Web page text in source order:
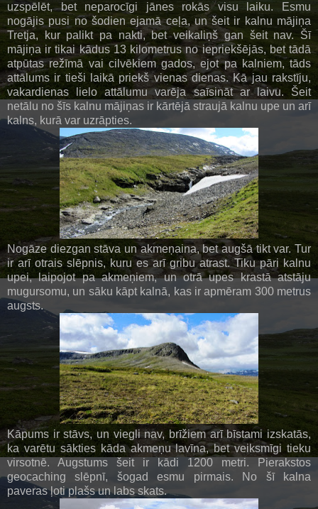
uzspēlēt, bet neparocīgi jānes rokās visu laiku. Esmu
nogājis pusi no šodien ejamā ceļa, un šeit ir kalnu mājiņa
Tretja, kur palikt pa nakti, bet veikaliņš gan šeit nav. Šī
mājiņa ir tikai kādus 13 kilometrus no iepriekšējās, bet tādā
atpūtas režīmā vai cilvēkiem gados, ejot pa kalniem, tāds
attālums ir tieši laikā priekš vienas dienas. Kā jau rakstīju,
vakardienas lielo attālumu varēja saīsināt ar laivu. Šeit
netālu no šīs kalnu mājiņas ir kārtējā straujā kalnu upe un arī
kalns, kurā var uzrāpties.
Nogāze diezgan stāva un akmeņaina, bet augšā tikt var. Tur
ir arī otrais slēpnis, kuru es arī gribu atrast. Tiku pāri kalnu
upei, laipojot pa akmeņiem, un otrā upes krastā atstāju
mugursomu, un sāku kāpt kalnā, kas ir apmēram 300 metrus
augsts.
Kāpums ir stāvs, un viegli nav, brīžiem arī bīstami izskatās,
ka varētu sākties kāda akmeņu lavīna, bet veiksmīgi tieku
virsotnē. Augstums šeit ir kādi 1200 metri. Pierakstos
geocaching slēpnī, šogad esmu pirmais. No šī kalna
paveras ļoti plašs un labs skats.